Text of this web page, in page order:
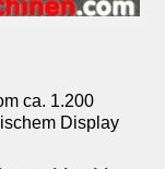
ca. 1.200
Display